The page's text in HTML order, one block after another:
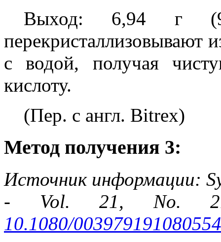
Выход: 6,94 г
перекристаллизовывают
с водой, получая
кислоту.
(Пер. с англ. Bitrex)
Метод получения 3:
Источник информации:
- Vol. 21, No. 21
10.1080/